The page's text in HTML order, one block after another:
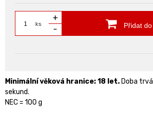
ks
+
-
Přidat
Minimální věková hranice: 18 let. Doba
sekund.
NEC = 100 g